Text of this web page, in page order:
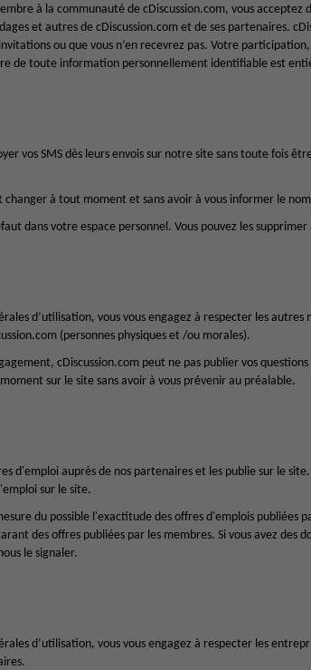
à la communauté de cDiscussion.com, vous acceptez
et autres de cDiscussion.com et de ses partenaires.
ou que vous n’en recevrez pas. Votre
de toute information personnellement identifiable est
vos SMS dès leurs envois sur notre site sans toute fois
changer à tout moment et sans avoir à vous informer le
dans votre espace personnel. Vous pouvez les
d’utilisation, vous vous engagez à respecter les
(personnes physiques et /ou morales).
cDiscussion.com peut ne pas publier vos
sur le site sans avoir à vous prévenir au préalable.
d'emploi auprès de nos partenaires et les publie sur le
sur le site.
du possible l'exactitude des offres d'emplois publiées
des offres publiées par les membres. Si vous avez des
le signaler.
d’utilisation, vous vous engagez à respecter les